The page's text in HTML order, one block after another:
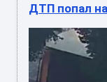
ДТП попал